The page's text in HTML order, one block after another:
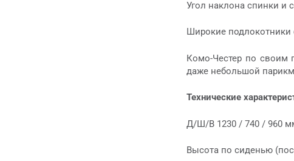
Угол наклона спинки и
Широкие подлокотники
Комо-Честер по своим
даже небольшой
Технические
Д/Ш/В 1230 / 740 / 960
Высота по сиденью